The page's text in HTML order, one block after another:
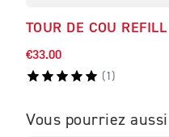
TOUR DE COU REFILL
€33.00
( 1 )
Vous pourriez